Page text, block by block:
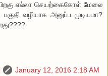
எல்லா செயற்கைகோள் மேலை
பகுதி வழியாக அனுப்ப முடியமா?
January 12, 2016 2:18 AM